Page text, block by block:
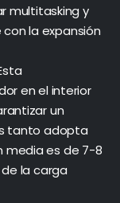
multitasking y
la expansión
en el interior
un
tanto adopta
media es de 7-8
la carga